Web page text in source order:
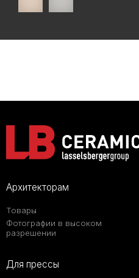
Архитекторам
Товары
Фотографии в высоком
разрешении
Для прессы